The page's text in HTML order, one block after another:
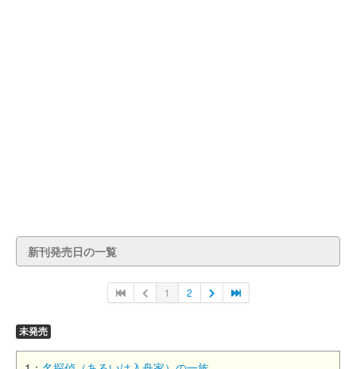
新刊発売日の一覧
1 2
未発売